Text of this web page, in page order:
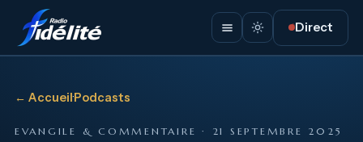
Direct
← Accueil·Podcasts
EVANGILE & COMMENTAIRE · 21 SEPTEMBRE 2025